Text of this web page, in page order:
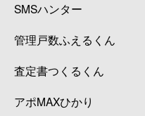
SMSハンター
管理戸数ふえるくん
査定書つくるくん
アポMAXひかり